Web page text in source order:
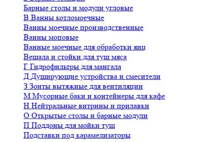
Барные столы и модули угловые
В Ванны котломоечные
Ванны моечные производственные
Ванны моповые
Ванные моечные для обработки яиц
Вешала и стойки для туш мяса
Г Гидрофильтры для мангала
Д Душирующие устройства и смесители
З Зонты вытяжные для вентиляции
М Мусорные баки и контейнеры для кафе
Н Нейтральные витрины и прилавки
О Открытые столы и барные модули
П Поддоны для мойки туш
Подставки под карамелизаторы